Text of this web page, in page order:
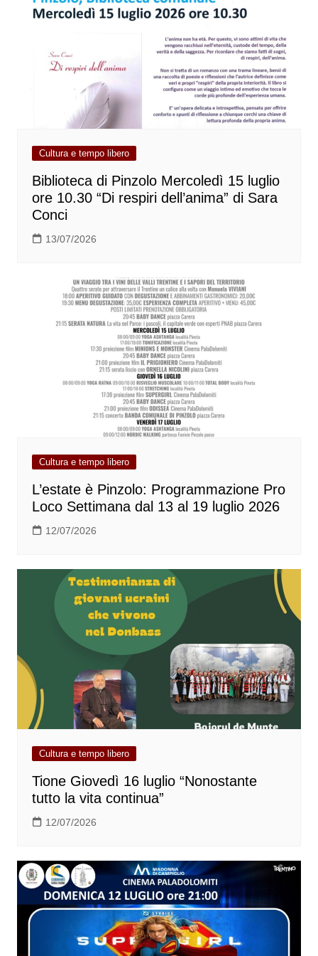
Cultura e tempo libero
Biblioteca di Pinzolo Mercoledì 15 luglio
ore 10.30 “Di respiri dell’anima” di Sara
Conci
13/07/2026
Cultura e tempo libero
L’estate è Pinzolo: Programmazione Pro
Loco Settimana dal 13 al 19 luglio 2026
12/07/2026
Cultura e tempo libero
Tione Giovedì 16 luglio “Nonostante
tutto la vita continua”
12/07/2026